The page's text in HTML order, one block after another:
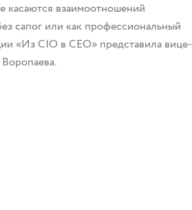
касаются взаимоотношений
сапог или как профессиональный
«Из CIO в CEO» представила вице-